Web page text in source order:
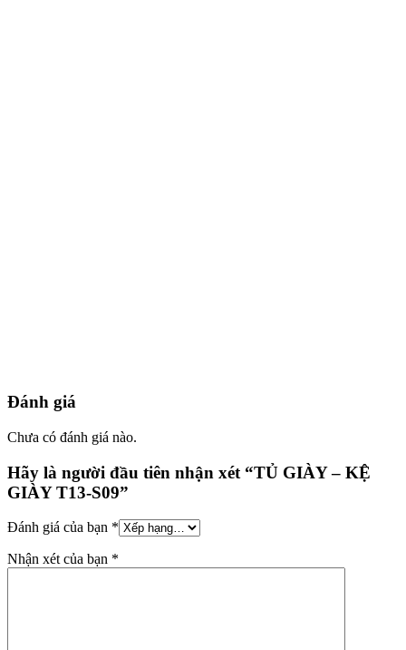
Đánh giá
Chưa có đánh giá nào.
Hãy là người đầu tiên nhận xét “TỦ GIÀY – KỆ
GIÀY T13-S09”
Đánh giá của bạn *
Nhận xét của bạn *